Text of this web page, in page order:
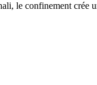
le confinement crée